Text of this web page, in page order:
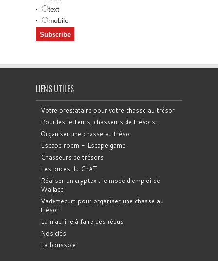
text
mobile
LIENS UTILES
Votre prestataire pour votre chasse au trésor
Pour les lecteurs, chasseurs de trésorsr
Organiser une chasse au trésor
Escape room - Escape game
Chasseurs de trésors
Les puces du ChAT
Réaliser un cryptex : le mode d'emploi de
Wallace
Vademecum pour organiser une chasse au
trésor
La machine à faire des rébus
Nos clés
La boussole